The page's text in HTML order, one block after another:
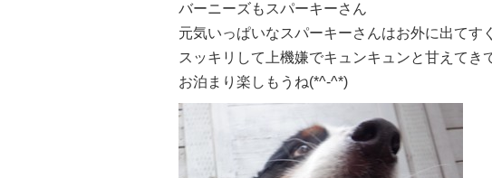
バーニーズもスパーキーさん
元気いっぱいなスパーキーさんはお外に出て
スッキリして上機嫌でキュンキュンと甘えてき
お泊まり楽しもうね(*^-^*)